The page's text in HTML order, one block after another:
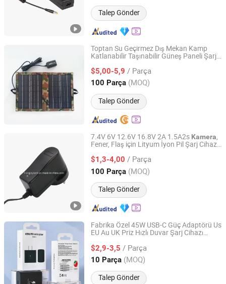
Talep Gönder
Toptan Su Geçirmez Dış Mekan Kamp
Katlanabilir Taşınabilir Güneş Paneli Şarj
PSPKamera için
$5,00-5,9 / Parça
100 Parça (MOQ)
Talep Gönder
Dongguan Guangyu Electric Appliance Co., Ltd.
Guangdong, China Fiyat 2015
7.4V 6V 12.6V 16.8V 2A 1.5A2s Kamera,
Fener, Flaş için Lityum İyon Pil Şarj Cihazı
Şarj Edilebilir Pil ve Şarj Cihazı
$1,3-4,00 / Parça
100 Parça (MOQ)
Talep Gönder
Guangzhou Hongzhouyi Technology Co., Ltd.
Guangdong, China Fiyat 2022
Fabrika Özel 45W USB-C Güç Adaptörü Us
EU Au UK Priz Hızlı Duvar Şarj Cihazı
$2,9-3,5 / Parça
10 Parça (MOQ)
Talep Gönder
Shenzhen Yujia'an Technology Co., Ltd.
Guangdong, China Fiyat 2025